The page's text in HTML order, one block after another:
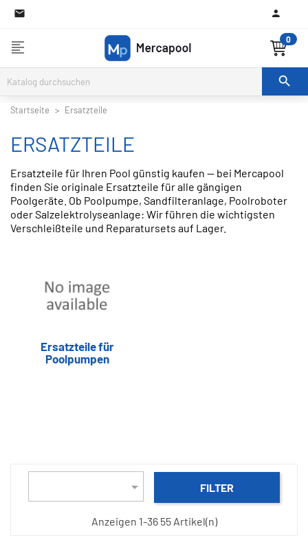

format_align_left 0

Startseite Ersatzteile
ERSATZTEILE
Ersatzteile für Ihren Pool günstig kaufen — bei Mercapool
finden Sie originale Ersatzteile für alle gängigen
Poolgeräte. Ob Poolpumpe, Sandfilteranlage, Poolroboter
oder Salzelektrolyseanlage: Wir führen die wichtigsten
Verschleißteile und Reparatursets auf Lager.
Ersatzteile für
Poolpumpen
 FILTER
Anzeigen 1-36 55 Artikel(n)